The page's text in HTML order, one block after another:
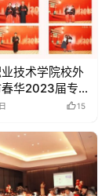
技术学院校外
华2023届专科
典礼圆满举行 15